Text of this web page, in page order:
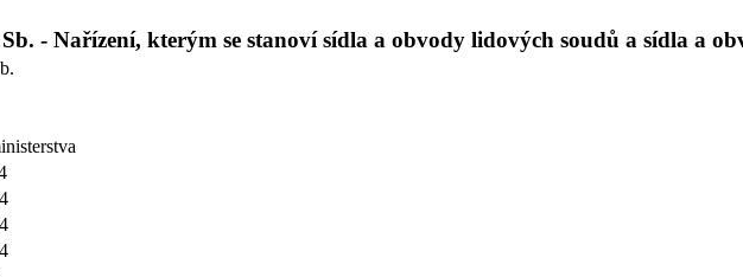
- Nařízení, kterým se stanoví sídla a obvody lidových soudů a sídla a